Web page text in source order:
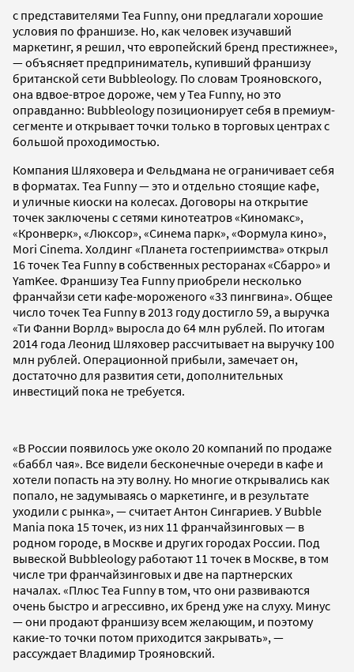
с представителями Tea Funny, они предлагали хорошие
условия по франшизе. Но, как человек изучавший
маркетинг, я решил, что европейский бренд престижнее»,
— объясняет предприниматель, купивший франшизу
британской сети Bubbleology. По словам Трояновского,
она вдвое-втрое дороже, чем у Tea Funny, но это
оправданно: Bubbleology позиционирует себя в премиум-
сегменте и открывает точки только в торговых центрах с
большой проходимостью.
Компания Шляховера и Фельдмана не ограничивает себя
в форматах. Tea Funny — это и отдельно стоящие кафе,
и уличные киоски на колесах. Договоры на открытие
точек заключены с сетями кинотеатров «Киномакс»,
«Кронверк», «Люксор», «Синема парк», «Формула кино»,
Mori Cinema. Холдинг «Планета гостеприимства» открыл
16 точек Tea Funny в собственных ресторанах «Сбарро» и
YamKee. Франшизу Tea Funny приобрели несколько
франчайзи сети кафе-мороженого «33 пингвина». Общее
число точек Tea Funny в 2013 году достигло 59, а выручка
«Ти Фанни Ворлд» выросла до 64 млн рублей. По итогам
2014 года Леонид Шляховер рассчитывает на выручку 100
млн рублей. Операционной прибыли, замечает он,
достаточно для развития сети, дополнительных
инвестиций пока не требуется.
«В России появилось уже около 20 компаний по продаже
«баббл чая». Все видели бесконечные очереди в кафе и
хотели попасть на эту волну. Но многие открывались как
попало, не задумываясь о маркетинге, и в результате
уходили с рынка», — считает Антон Сингариев. У Bubble
Mania пока 15 точек, из них 11 франчайзинговых — в
родном городе, в Москве и других городах России. Под
вывеской Bubbleology работают 11 точек в Москве, в том
числе три франчайзинговых и две на партнерских
началах. «Плюс Tea Funny в том, что они развиваются
очень быстро и агрессивно, их бренд уже на слуху. Минус
— они продают франшизу всем желающим, и поэтому
какие-то точки потом приходится закрывать», —
рассуждает Владимир Трояновский.